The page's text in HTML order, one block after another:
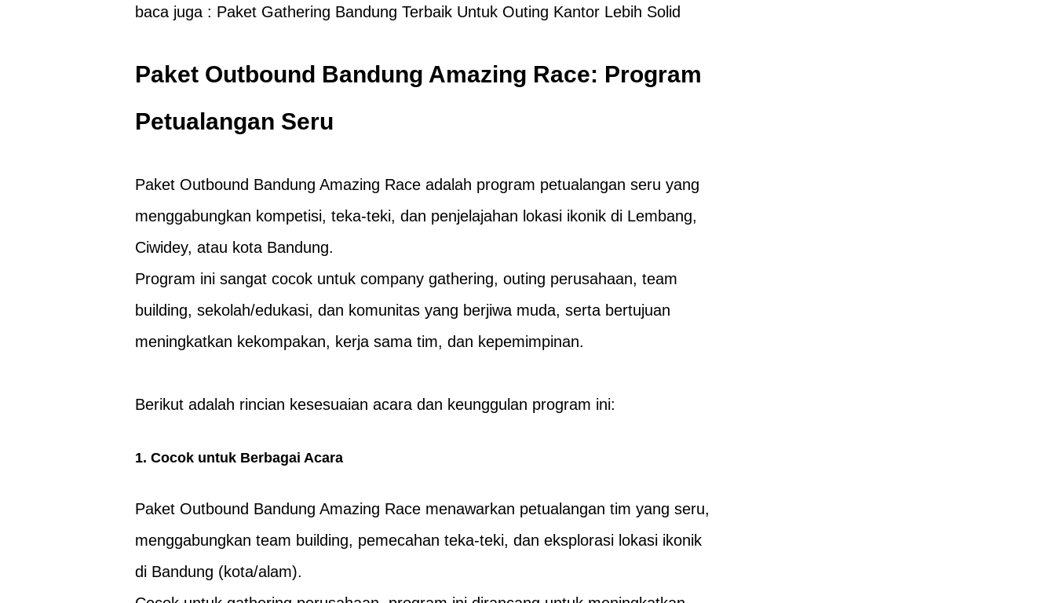
baca juga : Paket Gathering Bandung Terbaik Untuk Outing Kantor Lebih Solid
Paket Outbound Bandung Amazing Race: Program
Petualangan Seru
Paket Outbound Bandung Amazing Race adalah program petualangan seru yang
menggabungkan kompetisi, teka-teki, dan penjelajahan lokasi ikonik di Lembang,
Ciwidey, atau kota Bandung.
Program ini sangat cocok untuk company gathering, outing perusahaan, team
building, sekolah/edukasi, dan komunitas yang berjiwa muda, serta bertujuan
meningkatkan kekompakan, kerja sama tim, dan kepemimpinan.
Berikut adalah rincian kesesuaian acara dan keunggulan program ini:
1. Cocok untuk Berbagai Acara
Paket Outbound Bandung Amazing Race menawarkan petualangan tim yang seru,
menggabungkan team building, pemecahan teka-teki, dan eksplorasi lokasi ikonik
di Bandung (kota/alam).